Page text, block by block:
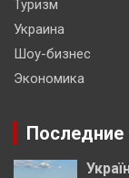
Туризм
Украина
Шоу-бизнес
Экономика
Последние